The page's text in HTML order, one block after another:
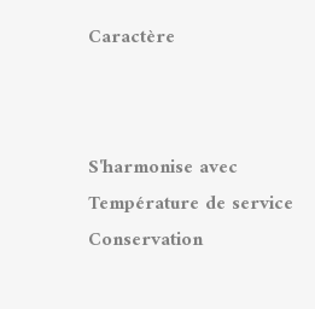
Caractère
S'harmonise avec
Température de service
Conservation